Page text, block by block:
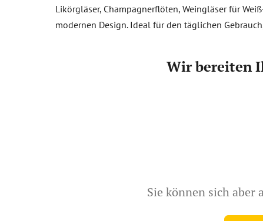
Likörgläser, Champagnerflöten, Weingläser für
modernen Design. Ideal für den täglichen
Wir bereiten
Sie können sich aber